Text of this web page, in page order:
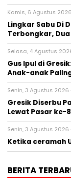
Kamis, 6 Agustus
Lingkar Sabu Di
Terbongkar,
Selasa, 4 Agustus
Gus Ipul di
Anak-anak
Senin, 3 Agustus 2026
Gresik Diserbu
Lewat Pasar ke-
Senin, 3 Agustus 2026
Ketika ceramah
BERITA